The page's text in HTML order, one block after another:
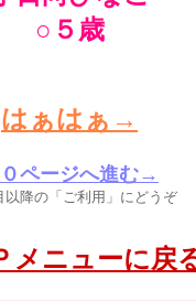
○５歳
はぁはぁ→
０ページへ進む→
以降の「ご利用」にどうぞ
メニューに戻